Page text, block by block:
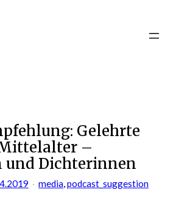
Gelehrte
–
und Dichterinnen
media, podcast_suggestion